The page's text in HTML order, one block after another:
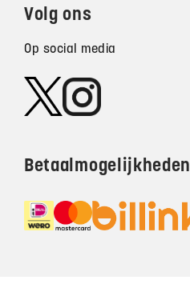
Volg ons
Op social media
Betaalmogelijkheden